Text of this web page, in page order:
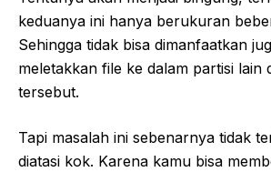
keduanya ini hanya berukuran
Sehingga tidak bisa dimanfaatkan
meletakkan file ke dalam partisi lain
tersebut.
Tapi masalah ini sebenarnya tidak
diatasi kok. Karena kamu bisa